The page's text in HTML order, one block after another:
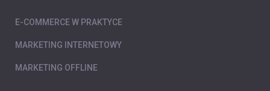
E-COMMERCE W PRAKTYCE
MARKETING INTERNETOWY
MARKETING OFFLINE